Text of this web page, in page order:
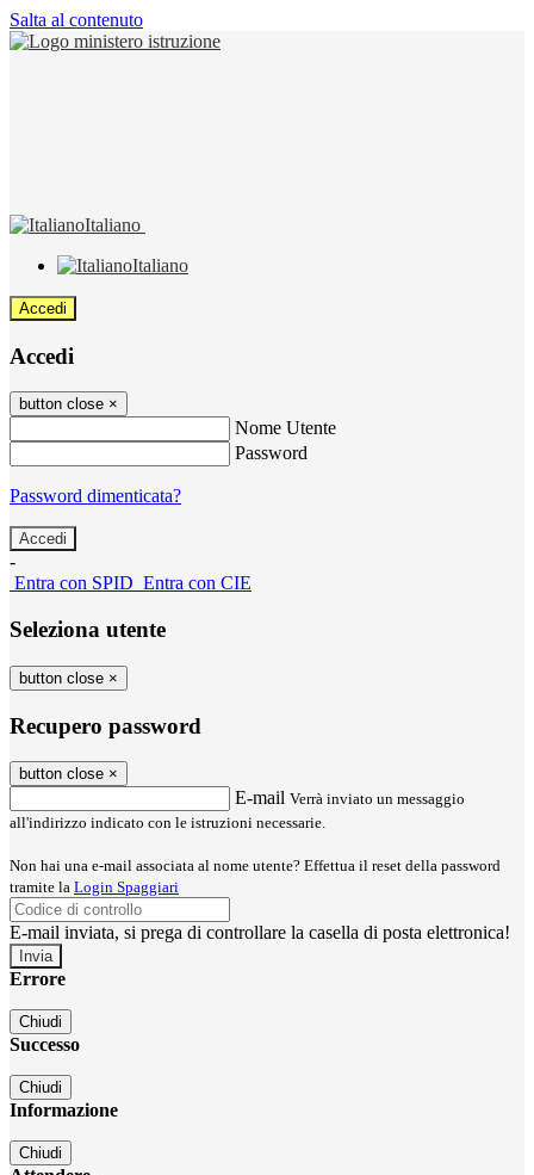
Salta al contenuto
Italiano
Italiano
Accedi
Accedi
button close ×
Nome Utente
Password
Password dimenticata?
-
Entra con SPID Entra con CIE
Seleziona utente
button close ×
Recupero password
button close ×
E-mail Verrà inviato un messaggio
all'indirizzo indicato con le istruzioni necessarie.
Non hai una e-mail associata al nome utente? Effettua il reset della password
tramite la Login Spaggiari
E-mail inviata, si prega di controllare la casella di posta elettronica!
Errore
Chiudi
Successo
Chiudi
Informazione
Chiudi